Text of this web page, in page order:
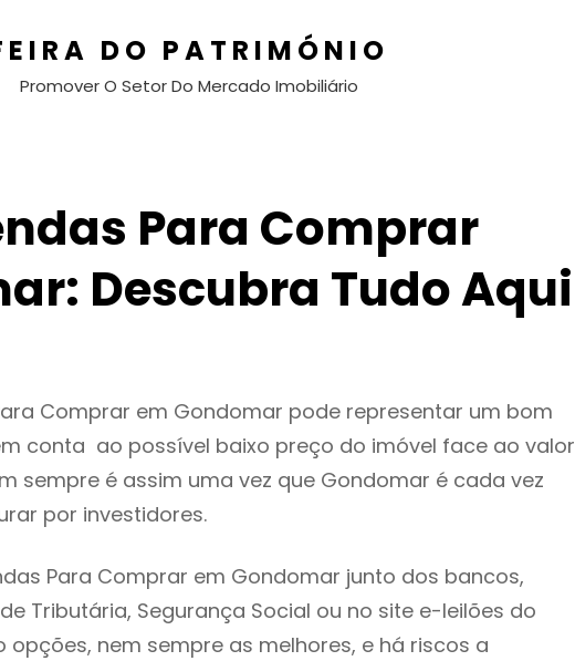
DO PATRIMÓNIO
Promover O Setor Do Mercado Imobiliário
Para Comprar
Descubra Tudo Aqui
Comprar em Gondomar pode representar um bom
conta ao possível baixo preço do imóvel face ao valor
sempre é assim uma vez que Gondomar é cada vez
por investidores.
Para Comprar em Gondomar junto dos bancos,
Tributária, Segurança Social ou no site e-leilões do
opções, nem sempre as melhores, e há riscos a